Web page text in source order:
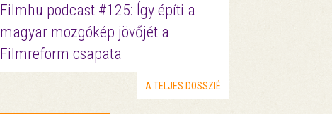
Filmhu podcast #125: Így építi a
magyar mozgókép jövőjét a
Filmreform csapata
A TELJES DOSSZIÉ